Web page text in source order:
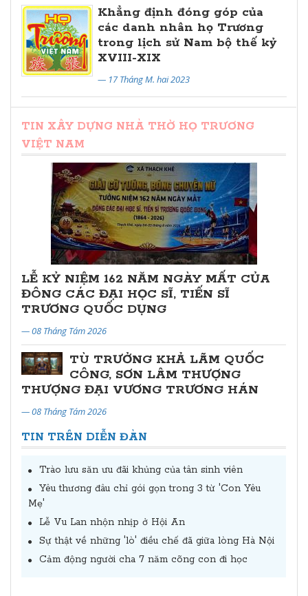
Khẳng định đóng góp của
các danh nhân họ Trương
trong lịch sử Nam bộ thế kỷ
XVIII-XIX
— 17 Tháng M. hai 2023
TIN XÂY DỰNG NHÀ THỜ HỌ TRƯƠNG
VIỆT NAM
LỄ KỶ NIỆM 162 NĂM NGÀY MẤT CỦA
ĐÔNG CÁC ĐẠI HỌC SĨ, TIẾN SĨ
TRƯƠNG QUỐC DỤNG
— 08 Tháng Tám 2026
TÙ TRƯỞNG KHẢ LÃM QUỐC
CÔNG, SƠN LÂM THƯỢNG
THƯỢNG ĐẠI VƯƠNG TRƯƠNG HÁN
— 08 Tháng Tám 2026
TIN TRÊN DIỄN ĐÀN
Trào lưu săn ưu đãi khủng của tân sinh viên
Yêu thương đâu chỉ gói gọn trong 3 từ 'Con Yêu
Mẹ'
Lễ Vu Lan nhộn nhịp ở Hội An
Sự thật về những 'lò' điều chế đã giữa lòng Hà Nội
Cảm động người cha 7 năm cõng con đi học